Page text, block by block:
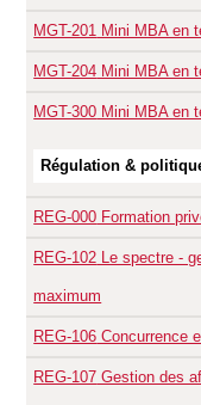
MGT-201 Mini MBA en
MGT-204 Mini MBA en
MGT-300 Mini MBA en
Régulation &
REG-000 Formation
REG-102 Le spectre -
maximum
REG-106 Concurrence
REG-107 Gestion des